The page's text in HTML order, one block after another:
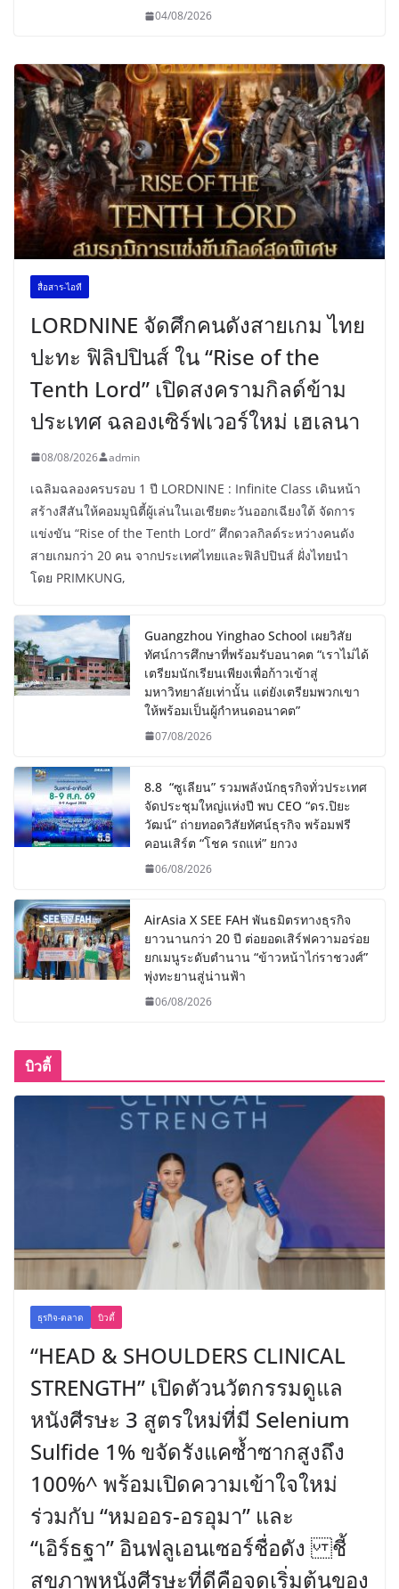
04/08/2026
สื่อสาร-ไอที
LORDNINE จัดศึกคนดังสายเกม ไทย
ปะทะ ฟิลิปปินส์ ใน “Rise of the
Tenth Lord” เปิดสงครามกิลด์ข้าม
ประเทศ ฉลองเซิร์ฟเวอร์ใหม่ เฮเลนา
08/08/2026 admin
เฉลิมฉลองครบรอบ 1 ปี LORDNINE : Infinite Class เดินหน้า
สร้างสีสันให้คอมมูนิตี้ผู้เล่นในเอเชียตะวันออกเฉียงใต้ จัดการ
แข่งขัน “Rise of the Tenth Lord” ศึกดวลกิลด์ระหว่างคนดัง
สายเกมกว่า 20 คน จากประเทศไทยและฟิลิปปินส์ ฝั่งไทยนำ
โดย PRIMKUNG,
Guangzhou Yinghao School เผยวิสัย
ทัศน์การศึกษาที่พร้อมรับอนาคต “เราไม่ได้
เตรียมนักเรียนเพียงเพื่อก้าวเข้าสู่
มหาวิทยาลัยเท่านั้น แต่ยังเตรียมพวกเขา
ให้พร้อมเป็นผู้กำหนดอนาคต”
07/08/2026
8.8 “ซูเลียน” รวมพลังนักธุรกิจทั่วประเทศ
จัดประชุมใหญ่แห่งปี พบ CEO “ดร.ปิยะ
วัฒน์” ถ่ายทอดวิสัยทัศน์ธุรกิจ พร้อมฟรี
คอนเสิร์ต “โชค รถแห่” ยกวง
06/08/2026
AirAsia X SEE FAH พันธมิตรทางธุรกิจ
ยาวนานกว่า 20 ปี ต่อยอดเสิร์ฟความอร่อย
ยกเมนูระดับตำนาน “ข้าวหน้าไก่ราชวงศ์”
พุ่งทะยานสู่น่านฟ้า
06/08/2026
บิวตี้
ธุรกิจ-ตลาด บิวตี้
“HEAD & SHOULDERS CLINICAL
STRENGTH” เปิดตัวนวัตกรรมดูแล
หนังศีรษะ 3 สูตรใหม่ที่มี Selenium
Sulfide 1% ขจัดรังแคซ้ำซากสูงถึง
100%^ พร้อมเปิดความเข้าใจใหม่
ร่วมกับ “หมออร-อรอุมา” และ
“เอิร์ธฐา” อินฟลูเอนเซอร์ชื่อดัง ชี้
สุขภาพหนังศีรษะที่ดีคือจุดเริ่มต้นของ